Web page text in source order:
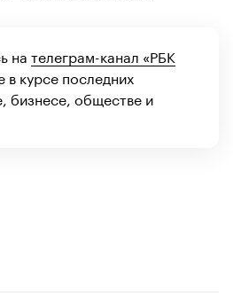
нателеграм-канал «РБК
в курсе последних
бизнесе, обществе и